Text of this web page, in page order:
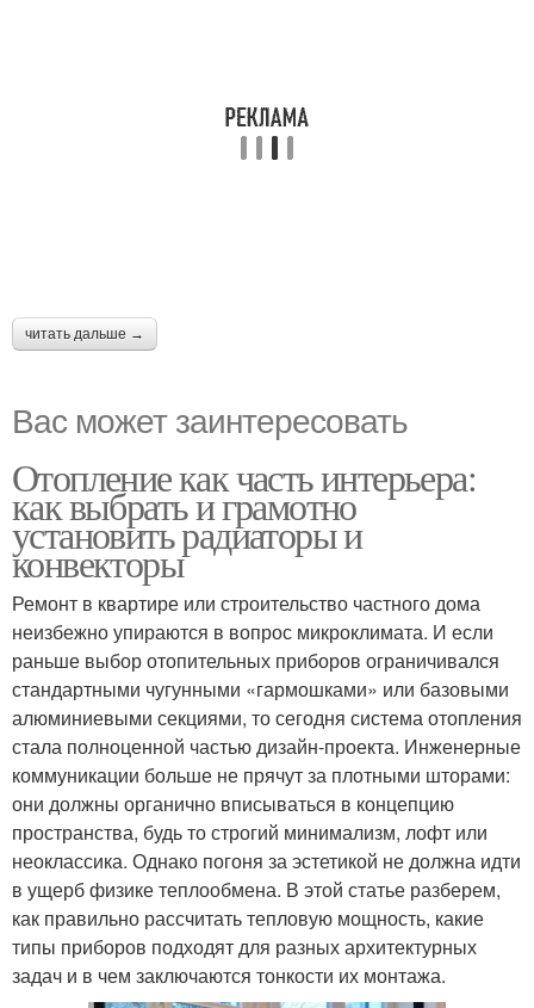
читать дальше →
Вас может заинтересовать
Отопление как часть интерьера:
как выбрать и грамотно
установить радиаторы и
конвекторы
Ремонт в квартире или строительство частного дома
неизбежно упираются в вопрос микроклимата. И если
раньше выбор отопительных приборов ограничивался
стандартными чугунными «гармошками» или базовыми
алюминиевыми секциями, то сегодня система отопления
стала полноценной частью дизайн-проекта. Инженерные
коммуникации больше не прячут за плотными шторами:
они должны органично вписываться в концепцию
пространства, будь то строгий минимализм, лофт или
неоклассика. Однако погоня за эстетикой не должна идти
в ущерб физике теплообмена. В этой статье разберем,
как правильно рассчитать тепловую мощность, какие
типы приборов подходят для разных архитектурных
задач и в чем заключаются тонкости их монтажа.